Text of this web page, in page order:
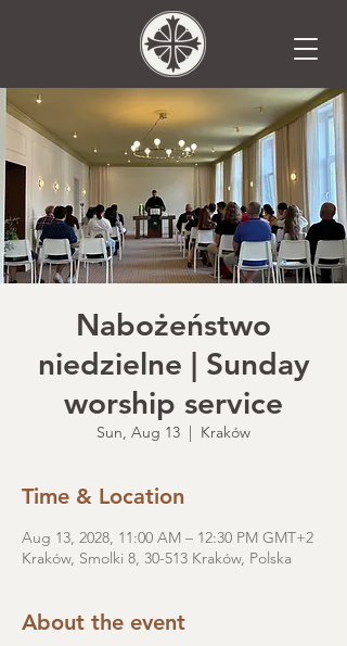
Nabożeństwo
niedzielne | Sunday
worship service
Sun, Aug 13
  |
Kraków
Time & Location
Aug 13, 2028, 11:00 AM – 12:30 PM GMT+2
Kraków, Smolki 8, 30-513 Kraków, Polska
About the event